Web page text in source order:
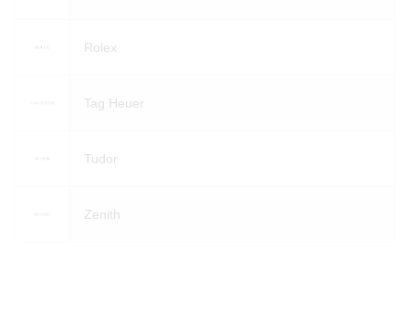
Rolex
Tag Heuer
Tudor
Zenith